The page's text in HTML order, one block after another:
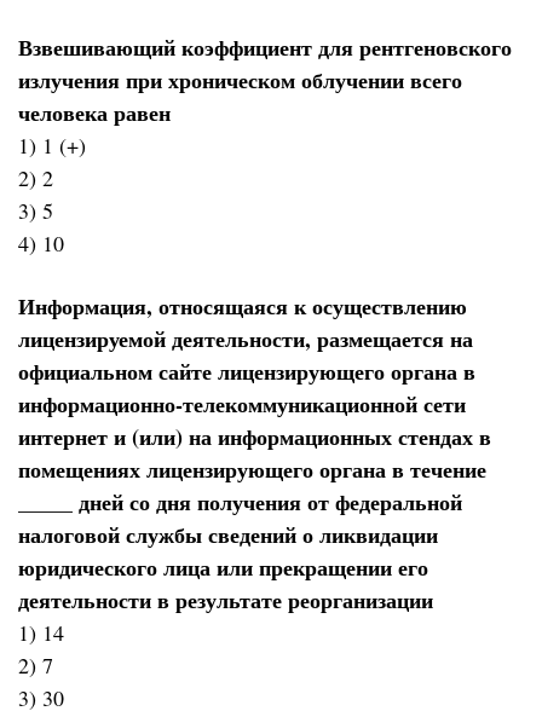
Взвешивающий коэффициент для рентгеновского
излучения при хроническом облучении всего
человека равен
1) 1 (+)
2) 2
3) 5
4) 10
Информация, относящаяся к осуществлению
лицензируемой деятельности, размещается на
официальном сайте лицензирующего органа в
информационно-телекоммуникационной сети
интернет и (или) на информационных стендах в
помещениях лицензирующего органа в течение
_____ дней со дня получения от федеральной
налоговой службы сведений о ликвидации
юридического лица или прекращении его
деятельности в результате реорганизации
1) 14
2) 7
3) 30